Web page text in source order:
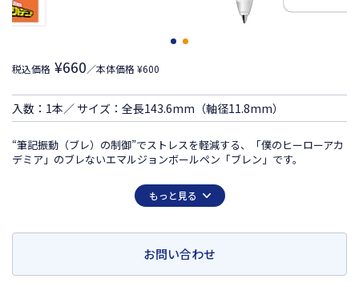
税込価格 ¥660／本体価格 ¥600
入数：1本／ サイズ：全長143.6mm（軸径11.8mm）
“筆記振動（ブレ）の制御”でストレスを軽減する、「僕のヒーローアカ
デミア」のブレないエマルジョンボールペン「ブレン」です。
この商品は日本国外での販売は許諾されておりません
MADE IN JAPAN
もっと見る
お問い合わせ